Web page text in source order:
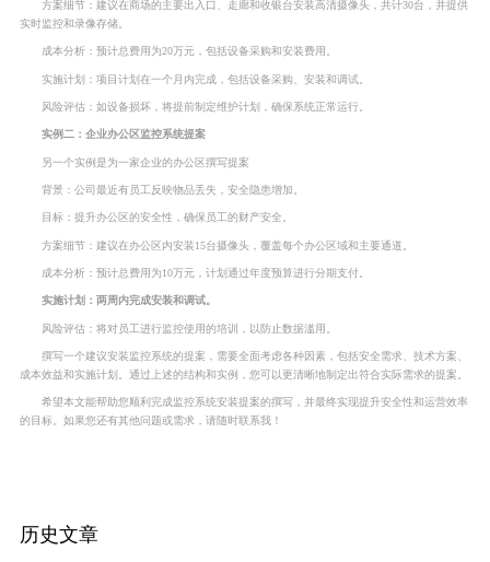
方案细节：建议在商场的主要出入口、走廊和收银台安装高清摄像头，共计30台，并提供
实时监控和录像存储。
成本分析：预计总费用为20万元，包括设备采购和安装费用。
实施计划：项目计划在一个月内完成，包括设备采购、安装和调试。
风险评估：如设备损坏，将提前制定维护计划，确保系统正常运行。
实例二：企业办公区监控系统提案
另一个实例是为一家企业的办公区撰写提案
背景：公司最近有员工反映物品丢失，安全隐患增加。
目标：提升办公区的安全性，确保员工的财产安全。
方案细节：建议在办公区内安装15台摄像头，覆盖每个办公区域和主要通道。
成本分析：预计总费用为10万元，计划通过年度预算进行分期支付。
实施计划：两周内完成安装和调试。
风险评估：将对员工进行监控使用的培训，以防止数据滥用。
撰写一个建议安装监控系统的提案，需要全面考虑各种因素，包括安全需求、技术方案、
成本效益和实施计划。通过上述的结构和实例，您可以更清晰地制定出符合实际需求的提案。
希望本文能帮助您顺利完成监控系统安装提案的撰写，并最终实现提升安全性和运营效率
的目标。如果您还有其他问题或需求，请随时联系我！
历史文章